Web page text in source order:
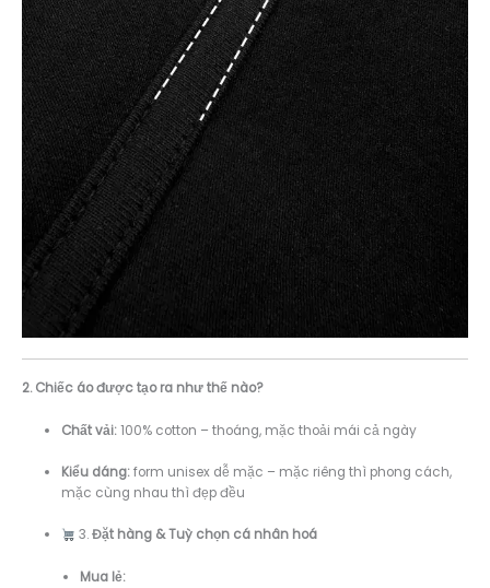
2. Chiếc áo được tạo ra như thế nào?
Chất vải:100% cotton – thoáng, mặc thoải mái cả ngày
Kiểu dáng:form unisex dễ mặc – mặc riêng thì phong cách,
mặc cùng nhau thì đẹp đều
3.Đặt hàng & Tuỳ chọn cá nhân hoá
Mua lẻ: